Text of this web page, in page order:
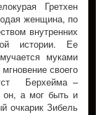
Гретхен
женщина, по
внутренних
истории. Ее
муками
своего
Берхейма –
а мог быть и
очкарик Зибель